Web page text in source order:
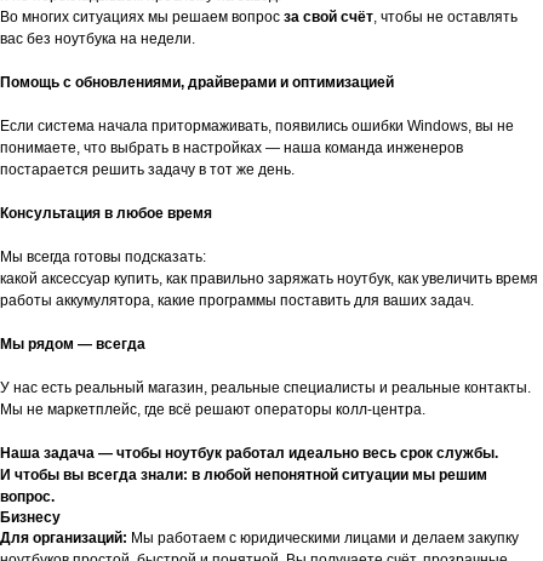
Во многих ситуациях мы решаем вопрос за свой счёт, чтобы не оставлять
вас без ноутбука на недели.
Помощь с обновлениями, драйверами и оптимизацией
Если система начала притормаживать, появились ошибки Windows, вы не
понимаете, что выбрать в настройках — наша команда инженеров
постарается решить задачу в тот же день.
Консультация в любое время
Мы всегда готовы подсказать:
какой аксессуар купить, как правильно заряжать ноутбук, как увеличить время
работы аккумулятора, какие программы поставить для ваших задач.
Мы рядом — всегда
У нас есть реальный магазин, реальные специалисты и реальные контакты.
Мы не маркетплейс, где всё решают операторы колл-центра.
Наша задача — чтобы ноутбук работал идеально весь срок службы.
И чтобы вы всегда знали: в любой непонятной ситуации мы решим
вопрос.
Бизнесу
Для организаций: Мы работаем с юридическими лицами и делаем закупку